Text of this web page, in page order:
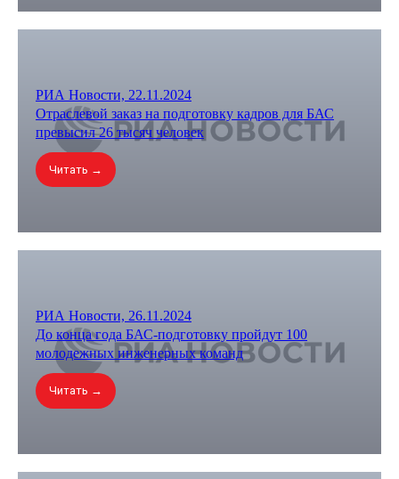
РИА Новости, 22.11.2024
Отраслевой заказ на подготовку кадров для БАС
превысил 26 тысяч человек
Читать →
РИА Новости, 26.11.2024
До конца года БАС-подготовку пройдут 100
молодежных инженерных команд
Читать →
ПО
ИСКУССТВЕННОМУ
ИНТЕЛЛЕКТУ